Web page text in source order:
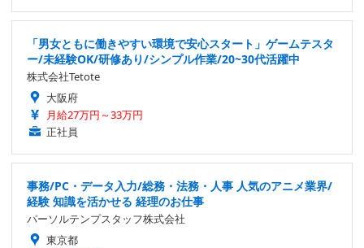
「男女ともに働きやすい環境で安心スタート」ゲームテスタ
ー/未経験OK/研修あり/シンプル作業/20~30代活躍中
株式会社Tetote
大阪府
月給27万円～33万円
正社員
事務/PC・データ入力/総務・法務・人事 人気のアニメ業界/
経験 知識を活かせる 経理のお仕事
パーソルテンプスタッフ株式会社
東京都